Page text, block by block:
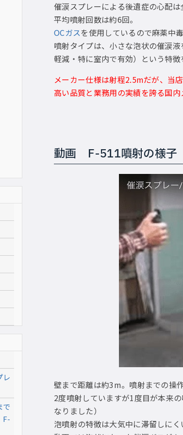
催涙スプレーによる後遺症の心配は
平均噴射回数は約6回。
OCガスを使用しているので麻薬中
噴射タイプは、小さな泡状の催涙
軽減・特に室内で有効）という特徴
メーカー仕様は射程2.5mだが、当
高い品質と業務用の実績を誇る国
動画 F-511噴射の様子
壁まで距離は約3m。噴射までの操
2度噴射していますが1度目が本来
なりました）
泡噴射の特徴は大気中に滞留しにく
レ
で
F-